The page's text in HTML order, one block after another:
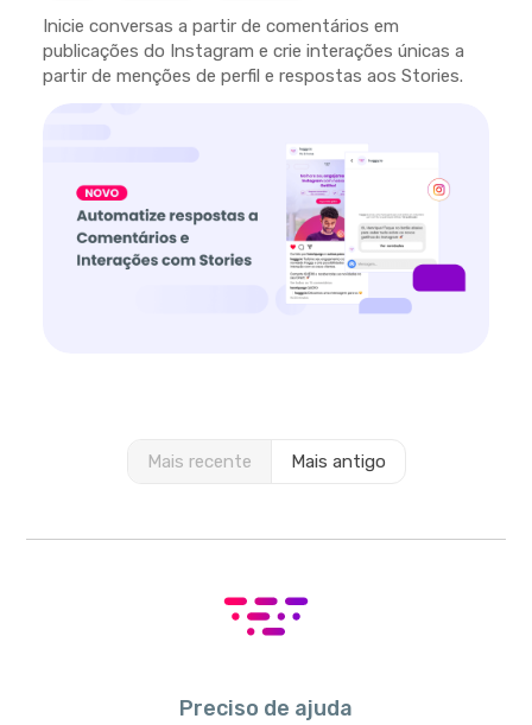
Inicie conversas a partir de comentários em
publicações do Instagram e crie interações únicas a
partir de menções de perfil e respostas aos Stories.
Mais recente Mais antigo
Preciso de ajuda